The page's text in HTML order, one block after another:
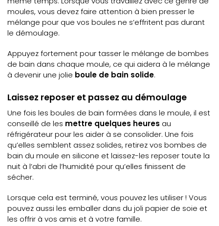
moules, vous devez faire attention à bien presser le
mélange pour que vos boules ne s’effritent pas durant
le démoulage.
Appuyez fortement pour tasser le mélange de bombes
de bain dans chaque moule, ce qui aidera à le mélange
à devenir une jolie boule de bain solide.
Laissez reposer et passez au démoulage
Une fois les boules de bain formées dans le moule, il est
conseillé de les mettre quelques heures au
réfrigérateur pour les aider à se consolider. Une fois
qu’elles semblent assez solides, retirez vos bombes de
bain du moule en silicone et laissez-les reposer toute la
nuit à l’abri de l’humidité pour qu’elles finissent de
sécher.
Lorsque cela est terminé, vous pouvez les utiliser ! Vous
pouvez aussi les emballer dans du joli papier de soie et
les offrir à vos amis et à votre famille.